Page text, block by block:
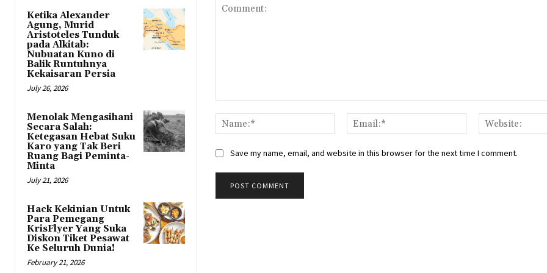
Ketika Alexander
Agung, Murid
Aristoteles Tunduk
pada Alkitab:
Nubuatan Kuno di
Balik Runtuhnya
Kekaisaran Persia
July 26, 2026
Menolak Mengasihani
Secara Salah:
Ketegasan Hebat Suku
Karo yang Tak Beri
Ruang Bagi Peminta-
Minta
July 21, 2026
Hack Kekinian Untuk
Para Pemegang
KrisFlyer Yang Suka
Diskon Tiket Pesawat
Ke Seluruh Dunia!
February 21, 2026
Name:*
Email:*
Save my name, email, and website in this browser for the next time I comment.